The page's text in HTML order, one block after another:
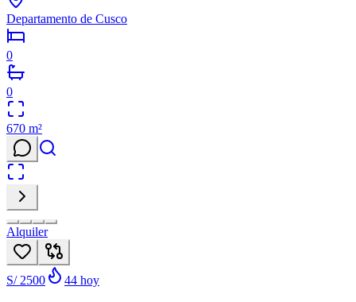
Departamento de Cusco
0
0
670 m²
Alquiler
S/ 2500 44 hoy